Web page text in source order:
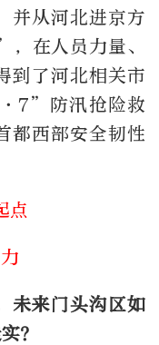
并从河北进京方
在人员力量、
到了河北相关市
防汛抢险救
都西部安全韧性
点
未来门头沟区如
？